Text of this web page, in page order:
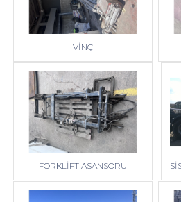
VİNÇ
FORKLİFT ASANSÖRÜ